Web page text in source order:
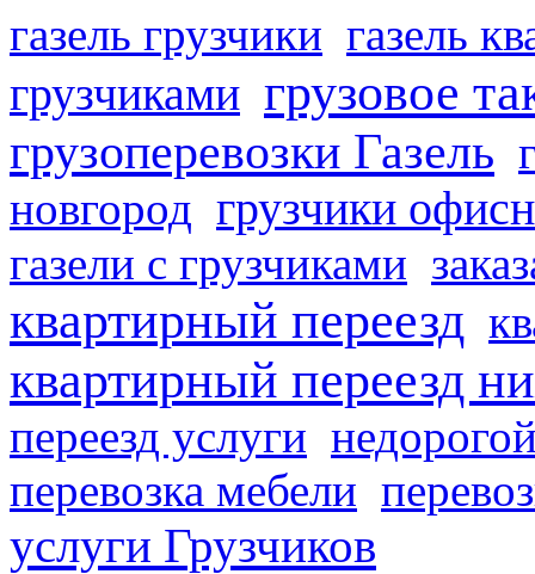
газель грузчики газель
грузчиками грузовое
грузоперевозки Газель
новгород грузчики
газели с грузчиками
квартирный переезд
квартирный переезд
переезд услуги
перевозка мебели
услуги Грузчиков